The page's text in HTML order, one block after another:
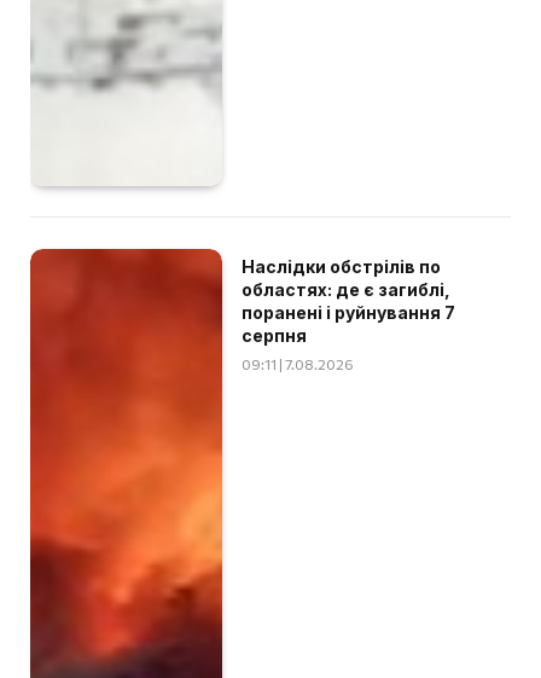
Наслідки обстрілів по
областях: де є загиблі,
поранені і руйнування 7
серпня
09:11 | 7.08.2026